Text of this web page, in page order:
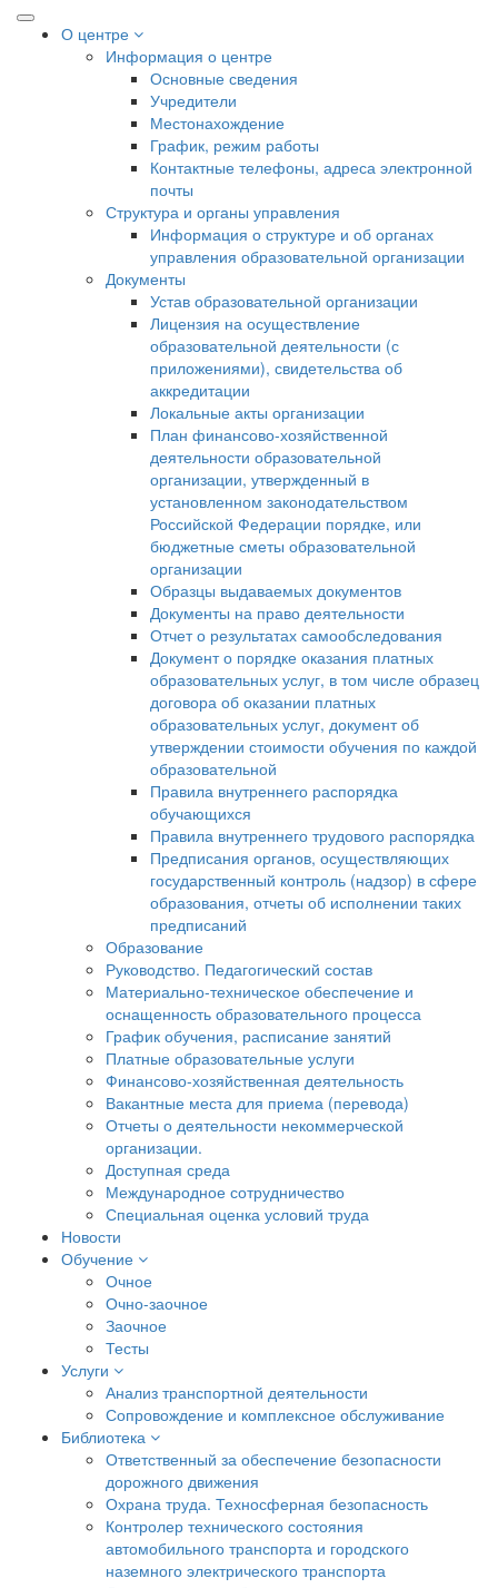
О центре
Информация о центре
Основные сведения
Учредители
Местонахождение
График, режим работы
Контактные телефоны, адреса электронной
почты
Структура и органы управления
Информация о структуре и об органах
управления образовательной организации
Документы
Устав образовательной организации
Лицензия на осуществление
образовательной деятельности (с
приложениями), свидетельства об
аккредитации
Локальные акты организации
План финансово-хозяйственной
деятельности образовательной
организации, утвержденный в
установленном законодательством
Российской Федерации порядке, или
бюджетные сметы образовательной
организации
Образцы выдаваемых документов
Документы на право деятельности
Отчет о результатах самообследования
Документ о порядке оказания платных
образовательных услуг, в том числе образец
договора об оказании платных
образовательных услуг, документ об
утверждении стоимости обучения по каждой
образовательной
Правила внутреннего распорядка
обучающихся
Правила внутреннего трудового распорядка
Предписания органов, осуществляющих
государственный контроль (надзор) в сфере
образования, отчеты об исполнении таких
предписаний
Образование
Руководство. Педагогический состав
Материально-техническое обеспечение и
оснащенность образовательного процесса
График обучения, расписание занятий
Платные образовательные услуги
Финансово-хозяйственная деятельность
Вакантные места для приема (перевода)
Отчеты о деятельности некоммерческой
организации.
Доступная среда
Международное сотрудничество
Специальная оценка условий труда
Новости
Обучение
Очное
Очно-заочное
Заочное
Тесты
Услуги
Анализ транспортной деятельности
Сопровождение и комплексное обслуживание
Библиотека
Ответственный за обеспечение безопасности
дорожного движения
Охрана труда. Техносферная безопасность
Контролер технического состояния
автомобильного транспорта и городского
наземного электрического транспорта